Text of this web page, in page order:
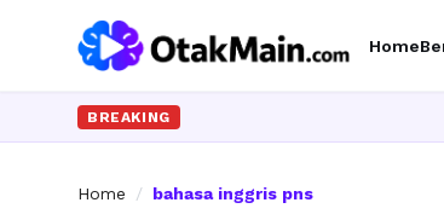
Home
BREAKING
Home / bahasa inggris pns